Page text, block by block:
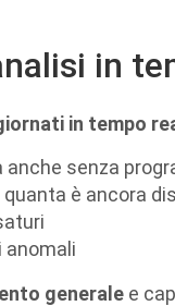
in
in tempo
senza
è ancora
generale e